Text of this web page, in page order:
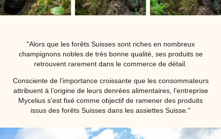
"Alors que les forêts Suisses sont riches en nombreux
champignons nobles de très bonne qualité, ses produits se
retrouvent rarement dans le commerce de détail.
Consciente de l’importance croissante que les consommateurs
attribuent à l’origine de leurs denrées alimentaires, l’entreprise
Mycelius s’est fixé comme objectif de ramener des produits
issus des forêts Suisses dans les assiettes Suisse."